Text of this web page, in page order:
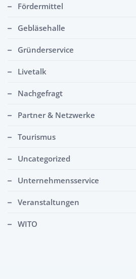
Fördermittel
Gebläsehalle
Gründerservice
Livetalk
Nachgefragt
Partner & Netzwerke
Tourismus
Uncategorized
Unternehmensservice
Veranstaltungen
WITO